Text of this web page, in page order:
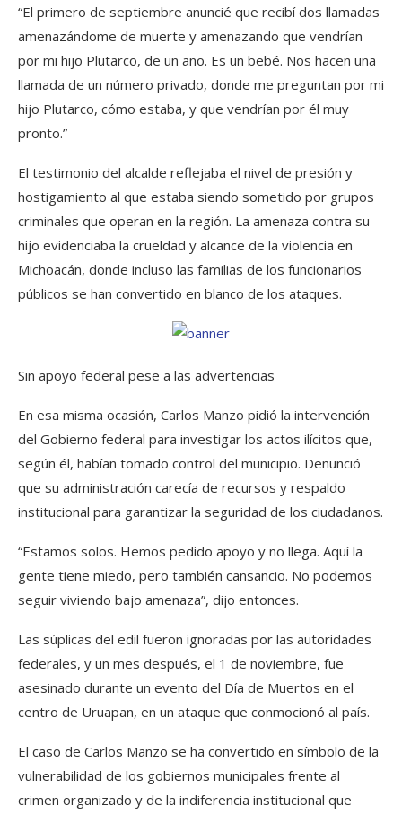
“El primero de septiembre anuncié que recibí dos llamadas
amenazándome de muerte y amenazando que vendrían
por mi hijo Plutarco, de un año. Es un bebé. Nos hacen una
llamada de un número privado, donde me preguntan por mi
hijo Plutarco, cómo estaba, y que vendrían por él muy
pronto.”
El testimonio del alcalde reflejaba el nivel de presión y
hostigamiento al que estaba siendo sometido por grupos
criminales que operan en la región. La amenaza contra su
hijo evidenciaba la crueldad y alcance de la violencia en
Michoacán, donde incluso las familias de los funcionarios
públicos se han convertido en blanco de los ataques.
Sin apoyo federal pese a las advertencias
En esa misma ocasión, Carlos Manzo pidió la intervención
del Gobierno federal para investigar los actos ilícitos que,
según él, habían tomado control del municipio. Denunció
que su administración carecía de recursos y respaldo
institucional para garantizar la seguridad de los ciudadanos.
“Estamos solos. Hemos pedido apoyo y no llega. Aquí la
gente tiene miedo, pero también cansancio. No podemos
seguir viviendo bajo amenaza”, dijo entonces.
Las súplicas del edil fueron ignoradas por las autoridades
federales, y un mes después, el 1 de noviembre, fue
asesinado durante un evento del Día de Muertos en el
centro de Uruapan, en un ataque que conmocionó al país.
El caso de Carlos Manzo se ha convertido en símbolo de la
vulnerabilidad de los gobiernos municipales frente al
crimen organizado y de la indiferencia institucional que